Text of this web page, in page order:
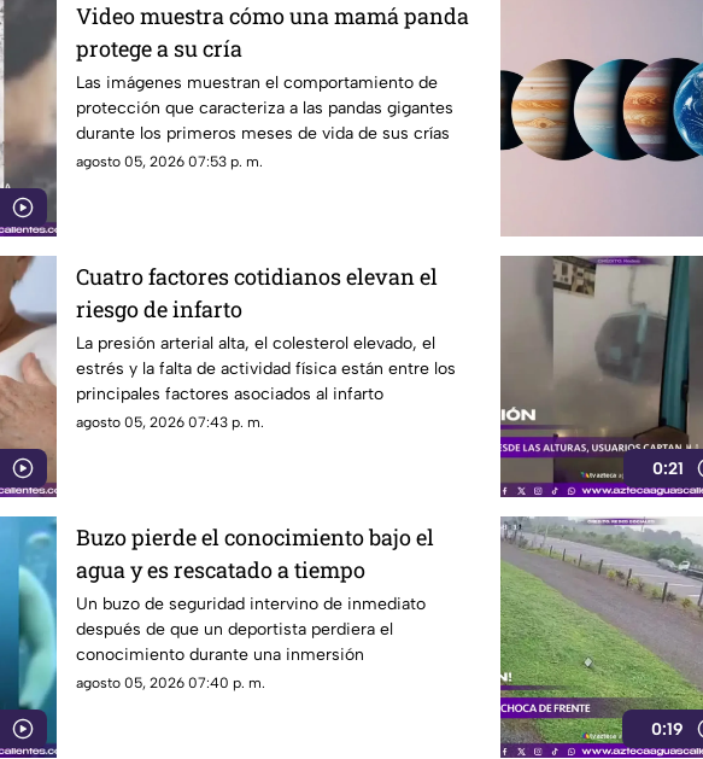
Video muestra cómo una mamá panda
protege a su cría
Las imágenes muestran el comportamiento de
protección que caracteriza a las pandas gigantes
durante los primeros meses de vida de sus crías
agosto 05, 2026 07:53 p. m.
Cuatro factores cotidianos elevan el
riesgo de infarto
La presión arterial alta, el colesterol elevado, el
estrés y la falta de actividad física están entre los
principales factores asociados al infarto
agosto 05, 2026 07:43 p. m.
0:21
Buzo pierde el conocimiento bajo el
agua y es rescatado a tiempo
Un buzo de seguridad intervino de inmediato
después de que un deportista perdiera el
conocimiento durante una inmersión
agosto 05, 2026 07:40 p. m.
0:19